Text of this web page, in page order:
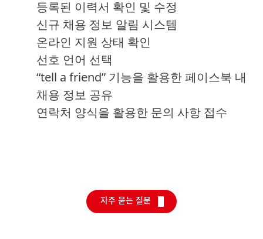
등록된 이력서 확인 및 수정
신규 채용 정보 알림 시스템
온라인 지원 상태 확인
선호 언어 선택
“tell a friend” 기능을 활용한 페이스북 내
채용 정보 공유
연락처 양식을 활용한 문의 사항 접수
자주 묻는 질문